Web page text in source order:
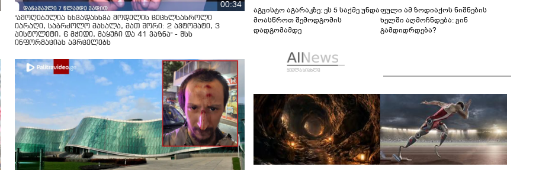
00:34
"ამოღებულია სხვადასხვა მოდელის ცეცხლსასროლი
იარაღი, საბრძოლო მასალა, მათ შორი: 2 ავტომატი, 3
პისტოლეტი, 6 მჭიდი, მაყუჩი და 41 ვაზნა" - შსს
ინფორმაციას ავრცელებს
აგვისტო აგარაკზე: ეს 5 საქმე უნდა
მოასწროთ შემოდგომის
დადგომამდე
ფული ამ ზოდიაქოს ნიშნების
ხელში აღმოჩნდება: ვინ
გამდიდრდება?